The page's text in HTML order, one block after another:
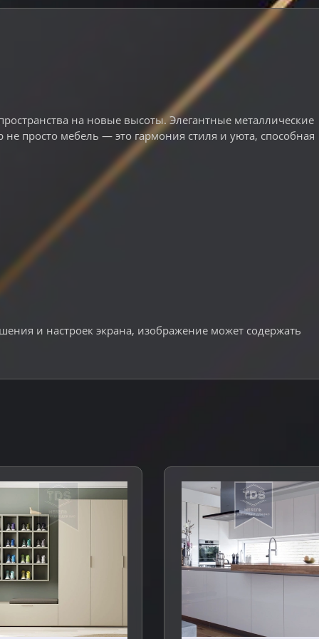
на новые высоты. Элегантные металлические
просто мебель — это гармония стиля и уюта, способная
и настроек экрана, изображение может содержать